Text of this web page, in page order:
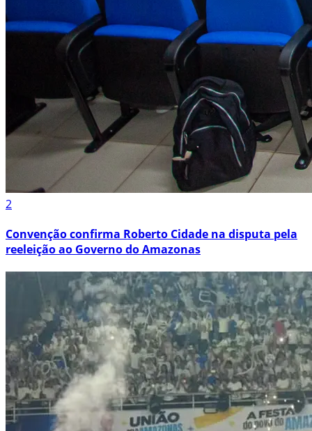
2
Convenção confirma Roberto Cidade na disputa pela
reeleição ao Governo do Amazonas